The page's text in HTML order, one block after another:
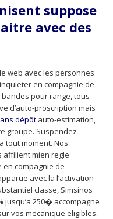
suppose
avec des
web avec les personnes
en compagnie de
pour range, tous
d’auto-proscription mais
dépôt auto-estimation,
groupe. Suspendez
tout moment. Nos
affilient mien regle
en compagnie de
avec la l’activation
classe, Simsinos
jusqu’a 250� accompagne
vos mecanique eligibles.